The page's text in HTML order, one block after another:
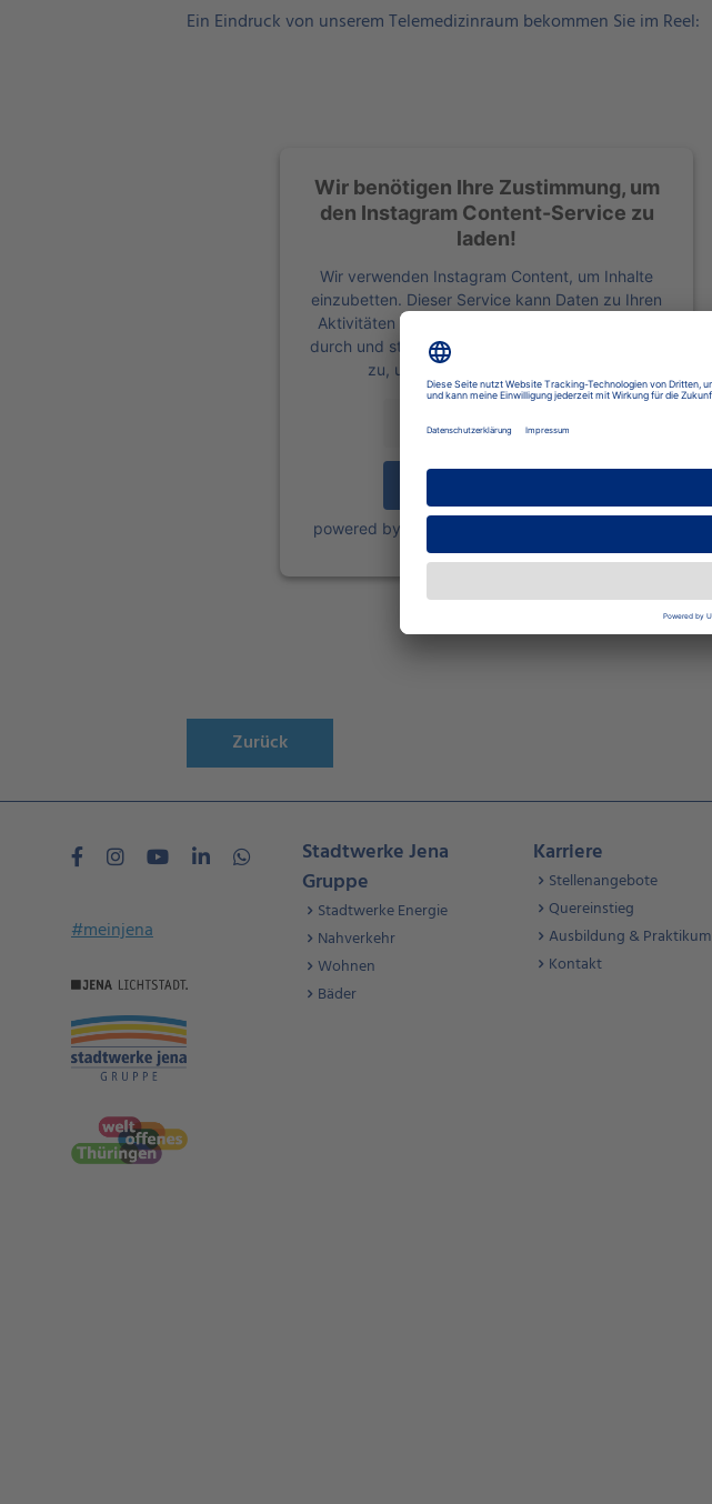
Ein Eindruck von unserem Telemedizinraum bekommen Sie im Reel:
Wir benötigen Ihre Zustimmung, um
den Instagram Content-Service zu
laden!
Wir verwenden Instagram Content, um Inhalte
einzubetten. Dieser Service kann Daten zu Ihren
Aktivitäten sammeln. Bitte lesen Sie die Details
durch und stimmen Sie der Nutzung des Service
zu, um diese Inhalte anzuzeigen.
Mehr Informationen
powered by
Platform
Zurück
#meinjena
Stadtwerke Jena
Gruppe
Stadtwerke Energie
Nahverkehr
Wohnen
Bäder
Karriere
Stellenangebote
Quereinstieg
Ausbildung & Praktikum
Kontakt